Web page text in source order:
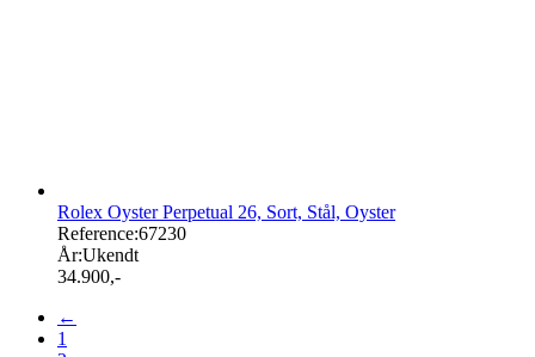
Rolex Oyster Perpetual 26, Sort, Stål, Oyster
Reference:67230
År:Ukendt
34.900,-
←
1